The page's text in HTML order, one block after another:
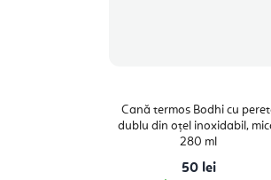
Cană termos Bodhi cu
dublu din oțel inoxidabil,
280 ml
50 lei